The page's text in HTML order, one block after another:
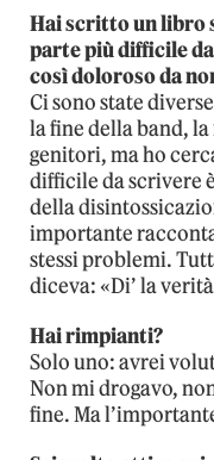
Hai scritto un libro
parte più difficile
così doloroso da
Ci sono state
la fine della band,
genitori, ma ho
difficile da scrivere
della
importante
stessi problemi.
diceva: «Di’ la
Hai rimpianti?
Solo uno: avrei
Non mi drogavo,
fine. Ma